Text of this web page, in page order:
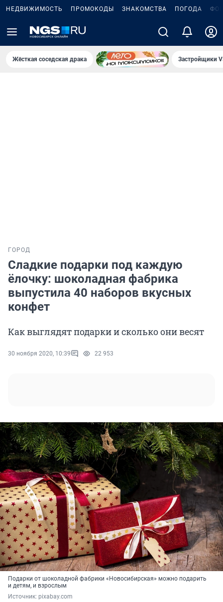
НЕДВИЖИМОСТЬ ПРОМОКОДЫ ЗНАКОМСТВА ПОГОДА
Жёсткая соседская драка Застройщики
ГОРОД
Сладкие подарки под каждую
ёлочку: шоколадная фабрика
выпустила 40 наборов вкусных
конфет
Как выглядят подарки и сколько они весят
30 ноября 2020, 10:39 22 953
Подарки от шоколадной фабрики «Новосибирская» можно подарить
и детям, и взрослым
Источник: pixabay.com